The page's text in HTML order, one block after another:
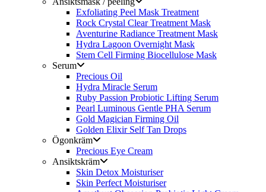
Exfoliating Peel Mask Treatment
Rock Crystal Clear Treatment Mask
Aventurine Radiance Treatment Mask
Hydra Lagoon Overnight Mask
Stem Cell Firming Biocellulose Mask
Serum
Precious Oil
Hydra Miracle Serum
Ruby Passion Probiotic Lifting Serum
Pearl Luminous Gentle PHA Serum
Gold Magician Firming Oil
Golden Elixir Self Tan Drops
Ögonkräm
Precious Eye Cream
Ansiktskräm
Skin Detox Moisturiser
Skin Perfect Moisturiser